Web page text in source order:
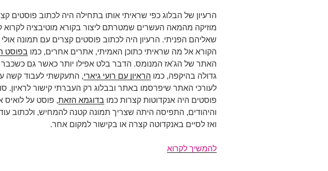
הרעיון של הבלוג כפי שראיתי אותו בתחילה היה לכתוב פוסטים
מוזיקה מהמאה העשרים שמטרתם ליצור בקורא מוטיבציה לקרוא
שאליהם הפניתי. הרעיון היה לכתוב פוסטים קצרים עם תמונה
הקורא אל מה שראיתי כתוכן האמיתי, אתרים אחרים, כמו בפוסט
האתר של הג'אז המנומס. הדבר בלט אפילו יותר כאשר גם
גדולה בהיקפה, כמו הראיון עם רועי גיארי, התעקשתי לעבוד קשה
לעורכי האתר שיפרסמו באתר ובבלוג רק העברתי קישור לראיון.
פוסטים היה אנקדוטות קצרות כמו בדוגמא הזאת, פוסט על לואיס
והיהודים, התפיסה היתה שצריך תמונה קטנה להמחיש, ולכתוב
ואז לסיים באנקדוטה קצרה או בקישור למקום אחר.
להמשיך לקרוא